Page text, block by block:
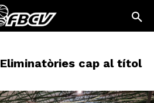
Eliminatòries cap al títol